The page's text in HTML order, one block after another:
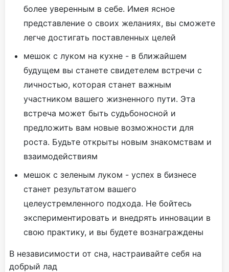
более уверенным в себе. Имея ясное
представление о своих желаниях, вы сможете
легче достигать поставленных целей
мешок с луком на кухне - в ближайшем
будущем вы станете свидетелем встречи с
личностью, которая станет важным
участником вашего жизненного пути. Эта
встреча может быть судьбоносной и
предложить вам новые возможности для
роста. Будьте открыты новым знакомствам и
взаимодействиям
мешок с зеленым луком - успех в бизнесе
станет результатом вашего
целеустремленного подхода. Не бойтесь
экспериментировать и внедрять инновации в
свою практику, и вы будете вознаграждены
В независимости от сна, настраивайте себя на
добрый лад